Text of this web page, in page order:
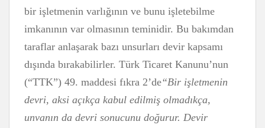
bir işletmenin varlığının ve bunu işletebilme
imkanının var olmasının teminidir. Bu bakımdan
taraflar anlaşarak bazı unsurları devir kapsamı
dışında bırakabilirler. Türk Ticaret Kanunu’nun
(“TTK”) 49. maddesi fıkra 2’de“Bir işletmenin
devri, aksi açıkça kabul edilmiş olmadıkça,
unvanın da devri sonucunu doğurur. Devir